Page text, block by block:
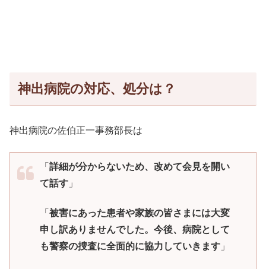
神出病院の対応、処分は？
神出病院の佐伯正一事務部長は
「 詳細が分からないため、改めて会見を開い
て話す 」
「 被害にあった患者や家族の皆さまには大変
申し訳ありませんでした。今後、病院として
も警察の捜査に全面的に協力していきます 」